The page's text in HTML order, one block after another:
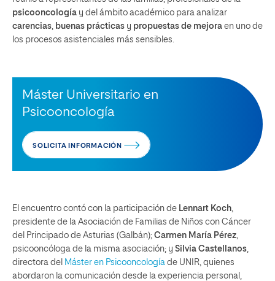
psicooncología y del ámbito académico para analizar
carencias buenas prácticas y propuestas de mejora en uno de
los procesos asistenciales más sensibles.
Máster Universitario en
Psicooncología
SOLICITA INFORMACIÓN
El encuentro contó con la participación de Lennart Koch
presidente de la Asociación de Familias de Niños con Cáncer
del Principado de Asturias (Galbán); Carmen María Pérez
psicooncóloga de la misma asociación; y Silvia Castellanos
directora del Máster en Psicooncología de UNIR, quienes
abordaron la comunicación desde la experiencia personal,